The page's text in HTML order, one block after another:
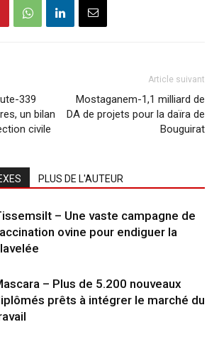
339
un bilan
civile
Article suivant
Mostaganem-1,1 milliard de
DA de projets pour la daïra de
Bouguirat
PLUS DE L'AUTEUR
– Une vaste campagne de
ovine pour endiguer la
– Plus de 5.200 nouveaux
prêts à intégrer le marché du